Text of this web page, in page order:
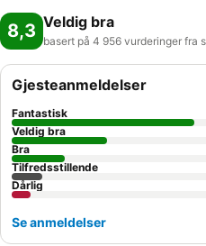
8,3 Veldig bra
basert på 4 956 vurderinger fra
Gjesteanmeldelser
Fantastisk
Veldig bra
Bra
Tilfredsstillende
Dårlig
Se anmeldelser